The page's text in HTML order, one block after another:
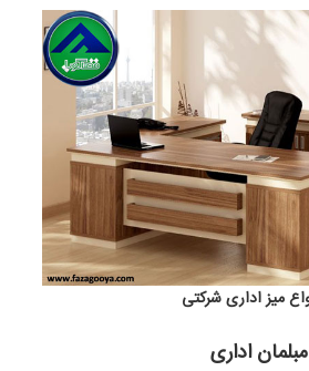
میز اداری شرکتی
اداری